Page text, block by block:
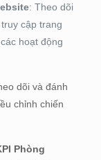
: Theo dõi
cập trang
hoạt động
dõi và đánh
chỉnh chiến
Phòng